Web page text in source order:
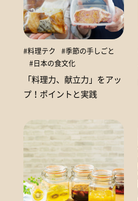
#料理テク
#季節の手しごと
#日本の食文化
「料理力、献立力」をアッ
プ！ポイントと実践